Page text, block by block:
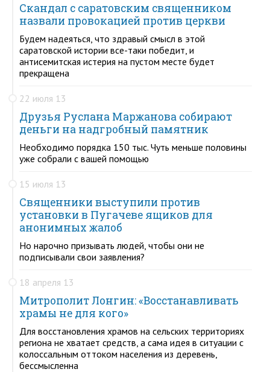
Скандал с саратовским священником
назвали провокацией против церкви
Будем надеяться, что здравый смысл в этой
саратовской истории все-таки победит, и
антисемитская истерия на пустом месте будет
прекращена
22 июля 13
Друзья Руслана Маржанова собирают
деньги на надгробный памятник
Необходимо порядка 150 тыс. Чуть меньше половины
уже собрали с вашей помощью
15 июля 13
Священники выступили против
установки в Пугачеве ящиков для
анонимных жалоб
Но нарочно призывать людей, чтобы они не
подписывали свои заявления?
18 апреля 13
Митрополит Лонгин: «Восстанавливать
храмы не для кого»
Для восстановления храмов на сельских территориях
региона не хватает средств, а сама идея в ситуации с
колоссальным оттоком населения из деревень,
бессмысленна